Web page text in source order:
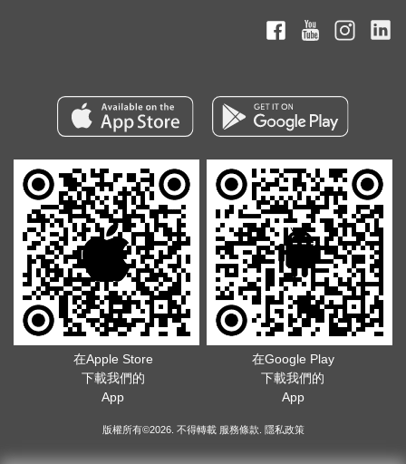
在Apple Store
下載我們的
App
在Google Play
下載我們的
App
版權所有©2026. 不得轉載 服務條款 隱私政策